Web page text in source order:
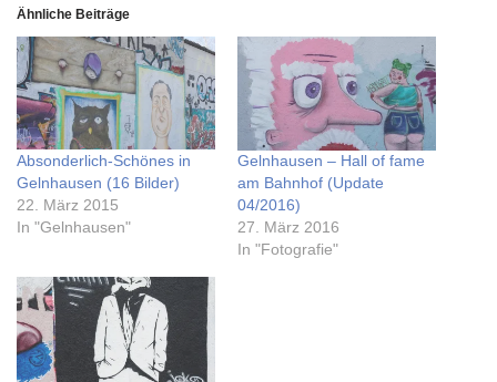
Ähnliche Beiträge
Absonderlich-Schönes in
Gelnhausen (16 Bilder)
22. März 2015
In "Gelnhausen"
Gelnhausen – Hall of fame
am Bahnhof (Update
04/2016)
27. März 2016
In "Fotografie"